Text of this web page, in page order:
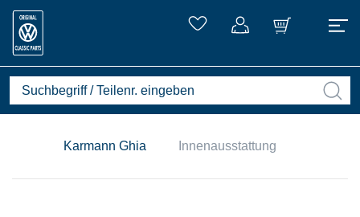
Karmann Ghia Innenausstattung